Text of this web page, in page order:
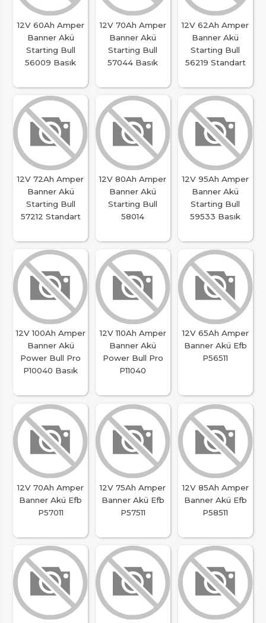
12V 60Ah Amper
Banner Akü
Starting Bull
56009 Basık
12V 70Ah Amper
Banner Akü
Starting Bull
57044 Basık
12V 62Ah Amper
Banner Akü
Starting Bull
56219 Standart
12V 72Ah Amper
Banner Akü
Starting Bull
57212 Standart
12V 80Ah Amper
Banner Akü
Starting Bull
58014
12V 95Ah Amper
Banner Akü
Starting Bull
59533 Basık
12V 100Ah Amper
Banner Akü
Power Bull Pro
P10040 Basık
12V 110Ah Amper
Banner Akü
Power Bull Pro
P11040
12V 65Ah Amper
Banner Akü Efb
P56511
12V 70Ah Amper
Banner Akü Efb
P57011
12V 75Ah Amper
Banner Akü Efb
P57511
12V 85Ah Amper
Banner Akü Efb
P58511